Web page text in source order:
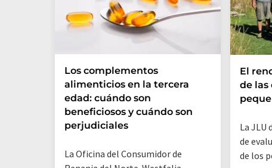
Los complementos
alimenticios en la tercera
edad: cuándo son
beneficiosos y cuándo son
perjudiciales
La Oficina del Consumidor de
El
de las
La JLU
de
de los